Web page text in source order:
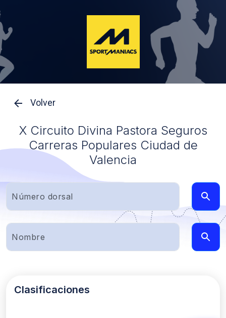
Volver
X Circuito Divina Pastora Seguros
Carreras Populares Ciudad de
Valencia
Clasificaciones